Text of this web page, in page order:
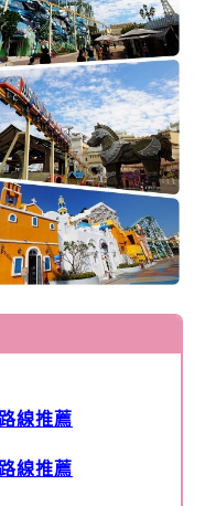
線推薦
線推薦